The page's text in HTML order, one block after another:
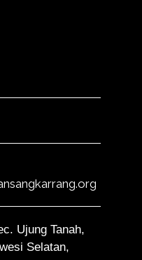
Ujung Tanah,
Selatan,